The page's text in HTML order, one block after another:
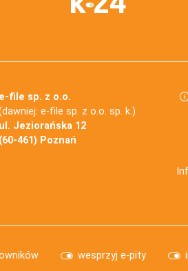
e-file sp. z o.o.
e-file sp. z o.o. sp. k.)
ul. Jeziorańska 12
(60-461) Poznań
wesprzyj e-pity